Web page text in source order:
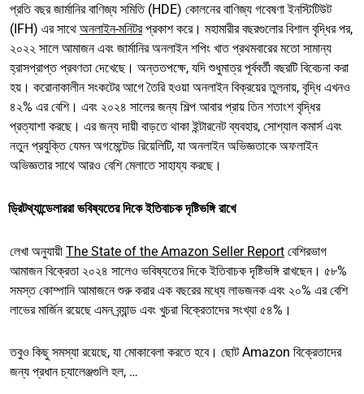
প্রতি বছর জার্মানির বাণিজ্য সমিতি (HDE) কোলনের বাণিজ্য গবেষণা ইনস্টিটিউট
(IFH) এর সাথে অনলাইন-মনিটরপ্রকাশ করে। মহামারীর বছরগুলোর বিশাল বৃদ্ধির পর,
২০২২ সালে আমাজন এবং জার্মানির অনলাইন শপিং খাত প্রথমবারের মতো সামান্য
হ্রাসপ্রাপ্ত প্রবণতা দেখেছে। অন্ততপক্ষে, যদি শুধুমাত্র পূর্ববর্তী বছরটি বিবেচনা করা
হয়। করোনাকালীন সংকটের আগে তৈরি হওয়া অনলাইন বিক্রয়ের তুলনায়, বৃদ্ধি এখনও
৪২% এর বেশি। এবং ২০২৪ সালের জন্য শিল্প আবার প্রায় তিন শতাংশ বৃদ্ধির
প্রত্যাশা করছে। এর জন্য দায়ী বাড়তে থাকা ইন্টারনেট ব্যবহার, সোশ্যাল কমার্স এবং
নতুন প্রযুক্তি যেমন অগমেন্টেড রিয়েলিটি, যা অনলাইন অভিজ্ঞতাকে অফলাইন
অভিজ্ঞতার সাথে আরও বেশি মেলাতে সাহায্য করছে।
ড্রিটথ্যান্ডেলাররা ভবিষ্যতের দিকে ইতিবাচক দৃষ্টিভঙ্গি রাখে
লেখা অনুযায়ী The State of the Amazon Seller Report বেশিরভাগ
আমাজন বিক্রেতা ২০২৪ সালেও ভবিষ্যতের দিকে ইতিবাচক দৃষ্টিভঙ্গি রাখছেন। ৫৮%
সমস্ত কোম্পানি আমাজনে শুরু করার এক বছরের মধ্যে লাভজনক এবং ২০% এর বেশি
লাভের মার্জিন রয়েছে এমন ব্র্যান্ড এবং খুচরা বিক্রেতাদের সংখ্যা ৫৪%।
তবুও কিছু সমস্যা রয়েছে, যা মোকাবেলা করতে হবে। ছোট Amazon বিক্রেতাদের
জন্য প্রধান চ্যালেঞ্জগুলি হল, …